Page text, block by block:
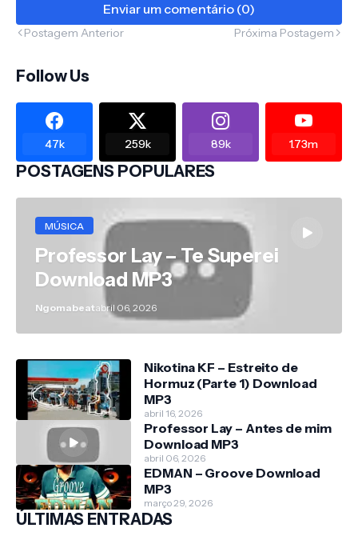
Enviar um comentário (0)
Postagem Anterior Próxima Postagem
Follow Us
47k 259k 89k 1.73m
POSTAGENS POPULARES
MÚSICA
Professor Lay – Te Superei
Download MP3
Ngomabeatabril 06, 2026
Nikotina KF – Estreito de
Hormuz (Parte 1) Download
MP3
abril 16, 2026
Professor Lay – Antes de mim
Download MP3
abril 06, 2026
EDMAN – Groove Download
MP3
março 29, 2026
ÚLTIMAS ENTRADAS